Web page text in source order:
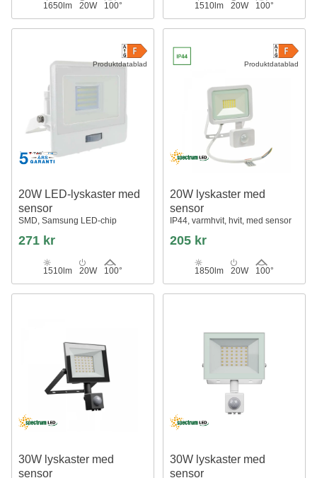
1650lm 20W 100° 1510lm 20W 100°
Produktdatablad
20W LED-lyskaster med
sensor
SMD, Samsung LED-chip
271 kr
1510lm 20W 100°
Produktdatablad
20W lyskaster med
sensor
IP44, varmhvit, hvit, med sensor
205 kr
1850lm 20W 100°
30W lyskaster med
sensor
30W lyskaster med
sensor